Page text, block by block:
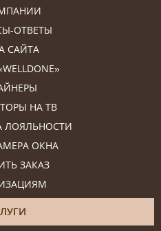
ОТВЕТЫ
САЙТА
НА ТВ
ЛОЯЛЬНОСТИ
ОКНА
ЗАКАЗ